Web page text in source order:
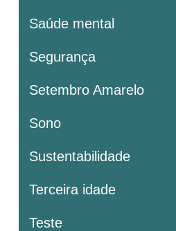
Saúde mental
Segurança
Setembro Amarelo
Sono
Sustentabilidade
Terceira idade
Teste